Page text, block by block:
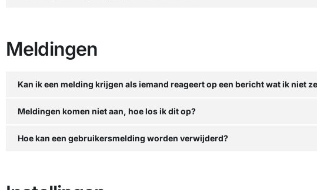
Meldingen
Kan ik een melding krijgen als iemand reageert op een bericht wat ik niet
Meldingen komen niet aan, hoe los ik dit op?
Hoe kan een gebruikersmelding worden verwijderd?